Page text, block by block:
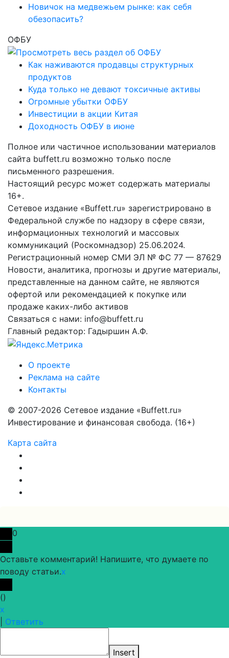
Новичок на медвежьем рынке: как себя
обезопасить?
ОФБУ
Как наживаются продавцы структурных
продуктов
Куда только не девают токсичные активы
Огромные убытки ОФБУ
Инвестиции в акции Китая
Доходность ОФБУ в июне
Полное или частичное использовании материалов
сайта buffett.ru возможно только после
письменного разрешения.
Настоящий ресурс может содержать материалы
16+.
Сетевое издание «Buffett.ru» зарегистрировано в
Федеральной службе по надзору в сфере связи,
информационных технологий и массовых
коммуникаций (Роскомнадзор) 25.06.2024.
Регистрационный номер СМИ ЭЛ № ФС 77 — 87629
Новости, аналитика, прогнозы и другие материалы,
представленные на данном сайте, не являются
офертой или рекомендацией к покупке или
продаже каких-либо активов
Связаться с нами: info@buffett.ru
Главный редактор: Гадыршин А.Ф.
О проекте
Реклама на сайте
Контакты
© 2007-2026 Сетевое издание «Buffett.ru»
Инвестирование и финансовая свобода. (16+)
Карта сайта
0
Оставьте комментарий! Напишите, что думаете по
поводу статьи.x
()
x
Ответить
Insert